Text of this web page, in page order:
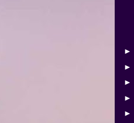
►
►
►
►
►